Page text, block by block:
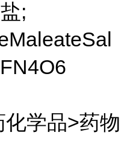
;
学品>药物